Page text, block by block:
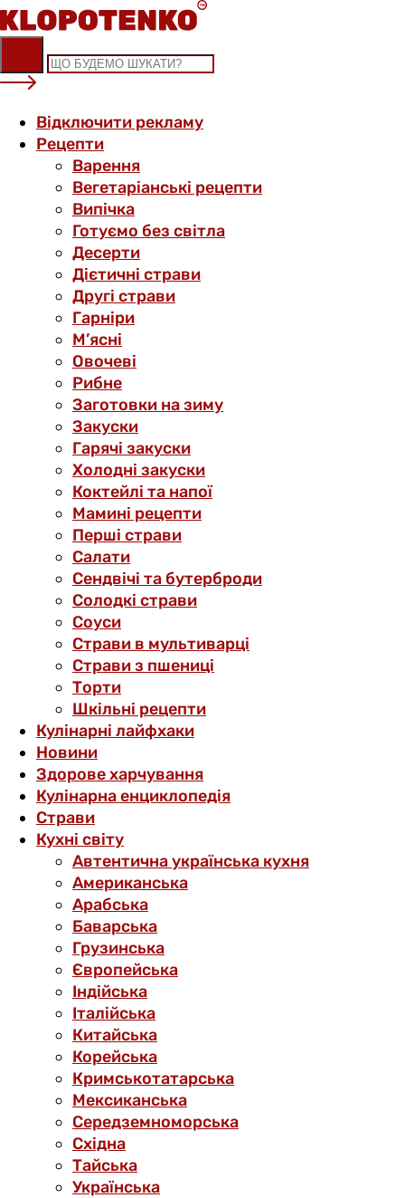
Skip
to
content
Відключити рекламу
Рецепти
Варення
Вегетаріанські рецепти
Випічка
Готуємо без світла
Десерти
Дієтичні страви
Другі страви
Гарніри
М’ясні
Овочеві
Рибне
Заготовки на зиму
Закуски
Гарячі закуски
Холодні закуски
Коктейлі та напої
Мамині рецепти
Перші страви
Салати
Сендвічі та бутерброди
Солодкі страви
Соуси
Страви в мультиварці
Страви з пшениці
Торти
Шкільні рецепти
Кулінарні лайфхаки
Новини
Здорове харчування
Кулінарна енциклопедія
Страви
Кухні світу
Автентична українська кухня
Американська
Арабська
Баварська
Грузинська
Європейська
Індійська
Італійська
Китайська
Корейська
Кримськотатарська
Мексиканська
Середземноморська
Східна
Тайська
Українська